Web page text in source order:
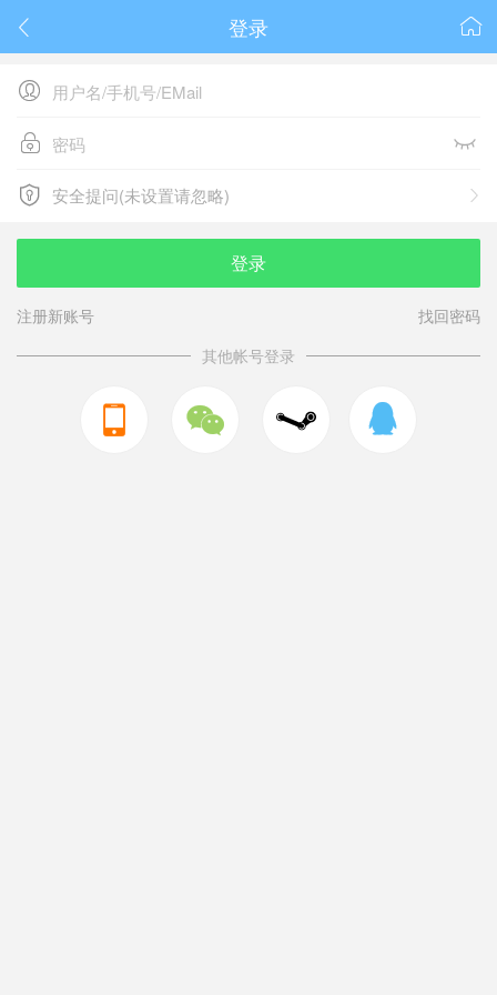
 
登录

 
 
安全提问(未设置请忽略)
安全提问(未设置请忽略)
登录
注册新账号
找回密码
其他帐号登录
  